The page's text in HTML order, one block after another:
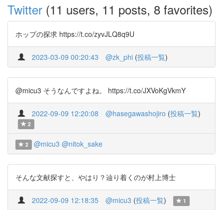
Twitter (11 users, 11 posts, 8 favorites)
ホップの探求 https://t.co/zyvJLQ8q9U
2023-03-09 00:20:43 @zk_phi (投稿一覧)
@micu3 そうなんですよね。 https://t.co/JXVoKgVkmY
2022-09-09 12:20:08 @hasegawashojiro (投稿一覧)
2
2 @micu3 @nitok_sake
そんな文献探すと、やはり？辿り着くのが村上博士
2022-09-09 12:18:35 @micu3 (投稿一覧) 1